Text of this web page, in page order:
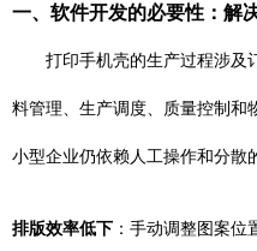
一、软件开发的必要性：解
打印手机壳的生产过程涉及
料管理、生产调度、质量控制和
小型企业仍依赖人工操作和分散
排版效率低下 ：手动调整图案